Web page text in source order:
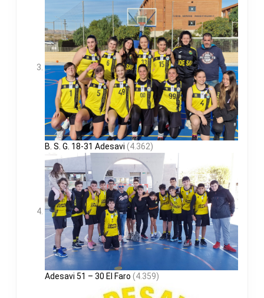
B. S. G. 18-31 Adesavi (4.362)
Adesavi 51 – 30 El Faro (4.359)